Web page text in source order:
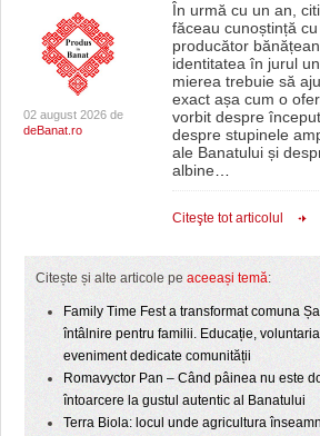
02 august 2026 de
deBanat.ro
În urmă cu un an,
făceau cunoștință
producător
identitatea în jurul
mierea trebuie să
exact așa cum o
vorbit despre
despre stupinele
ale Banatului și
albine…
Citeşte tot articolul
Citește și alte articole pe aceeași temă:
Family Time Fest a transformat comuna
întâlnire pentru familii. Educație,
eveniment dedicate comunității
Romavyctor Pan – Când pâinea nu este
întoarcere la gustul autentic al Banatului
Terra Biola: locul unde agricultura